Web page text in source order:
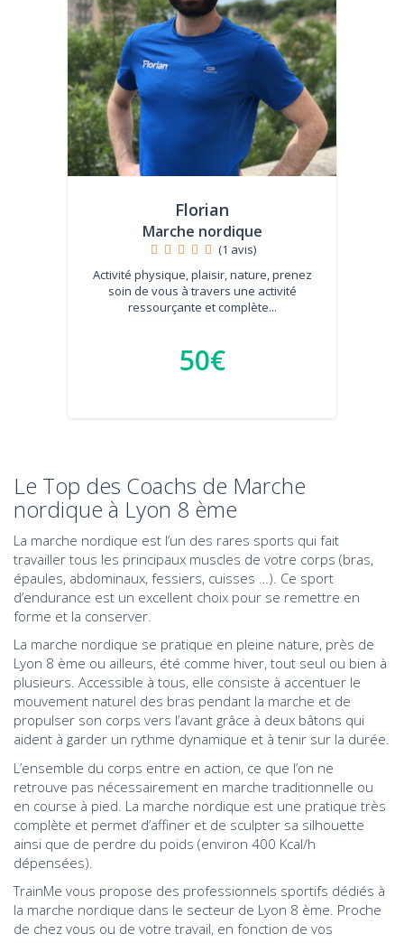
Florian
Marche nordique
(1 avis)
Activité physique, plaisir, nature, prenez
soin de vous à travers une activité
ressourçante et complète...
50€
Le Top des Coachs de Marche
nordique à Lyon 8 ème
La marche nordique est l’un des rares sports qui fait
travailler tous les principaux muscles de votre corps (bras,
épaules, abdominaux, fessiers, cuisses …). Ce sport
d’endurance est un excellent choix pour se remettre en
forme et la conserver.
La marche nordique se pratique en pleine nature, près de
Lyon 8 ème ou ailleurs, été comme hiver, tout seul ou bien à
plusieurs. Accessible à tous, elle consiste à accentuer le
mouvement naturel des bras pendant la marche et de
propulser son corps vers l’avant grâce à deux bâtons qui
aident à garder un rythme dynamique et à tenir sur la durée.
L’ensemble du corps entre en action, ce que l’on ne
retrouve pas nécessairement en marche traditionnelle ou
en course à pied. La marche nordique est une pratique très
complète et permet d’affiner et de sculpter sa silhouette
ainsi que de perdre du poids (environ 400 Kcal/h
dépensées).
TrainMe vous propose des professionnels sportifs dédiés à
la marche nordique dans le secteur de Lyon 8 ème. Proche
de chez vous ou de votre travail, en fonction de vos